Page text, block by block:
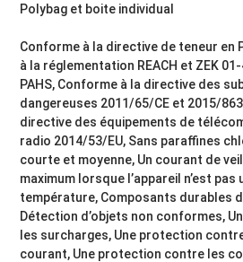
Polybag et boite individual
Conforme à la directive de teneur en
à la réglementation REACH et ZEK
PAHS, Conforme à la directive des
dangereuses 2011/65/CE et 2015/
directive des équipements de
radio 2014/53/EU, Sans paraffines
courte et moyenne, Un courant de
maximum lorsque l’appareil n’est
température, Composants durables
Détection d’objets non conformes,
les surcharges, Une protection
courant, Une protection contre les